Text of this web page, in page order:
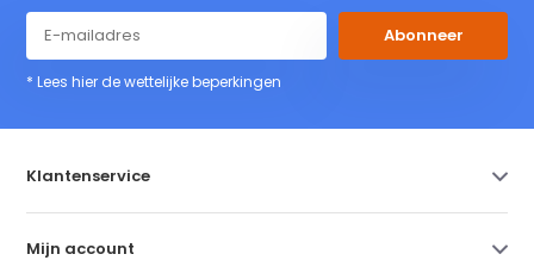
Abonneer
* Lees hier de wettelijke beperkingen
Klantenservice
Mijn account